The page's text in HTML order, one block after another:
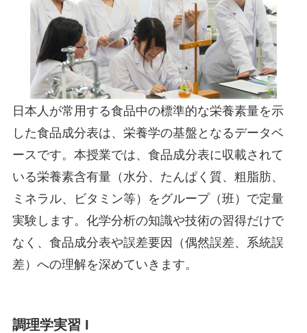
日本人が常用する食品中の標準的な栄養素量を示
した食品成分表は、栄養学の基盤となるデータベ
ースです。本授業では、食品成分表に収載されて
いる栄養素含有量（水分、たんぱく質、粗脂肪、
ミネラル、ビタミン等）をグループ（班）で定量
実験します。化学分析の知識や技術の習得だけで
なく、食品成分表や誤差要因（偶然誤差、系統誤
差）への理解を深めていきます。
調理学実習 I